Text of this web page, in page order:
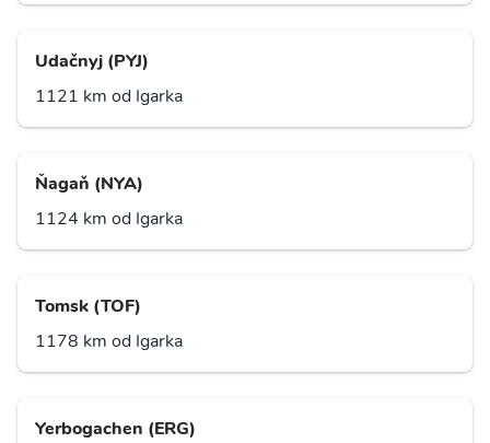
Udačnyj (PYJ)
1121 km od Igarka
Ňagaň (NYA)
1124 km od Igarka
Tomsk (TOF)
1178 km od Igarka
Yerbogachen (ERG)